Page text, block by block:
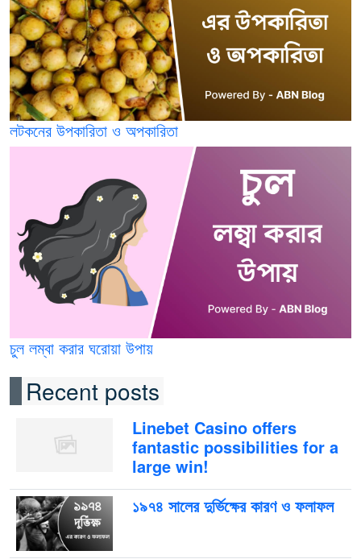
লটকনের উপকারিতা ও অপকারিতা
চুল লম্বা করার ঘরোয়া উপায়
Recent posts
Linebet Casino offers
fantastic possibilities for a
large win!
১৯৭৪ সালের দুর্ভিক্ষের কারণ ও ফলাফল